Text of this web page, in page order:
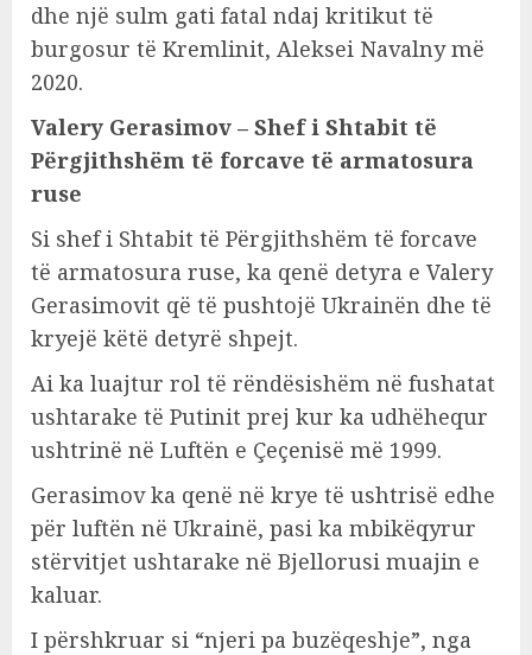
dhe një sulm gati fatal ndaj kritikut të
burgosur të Kremlinit, Aleksei Navalny më
2020.
Valery Gerasimov – Shef i Shtabit të
Përgjithshëm të forcave të armatosura
ruse
Si shef i Shtabit të Përgjithshëm të forcave
të armatosura ruse, ka qenë detyra e Valery
Gerasimovit që të pushtojë Ukrainën dhe të
kryejë këtë detyrë shpejt.
Ai ka luajtur rol të rëndësishëm në fushatat
ushtarake të Putinit prej kur ka udhëhequr
ushtrinë në Luftën e Çeçenisë më 1999.
Gerasimov ka qenë në krye të ushtrisë edhe
për luftën në Ukrainë, pasi ka mbikëqyrur
stërvitjet ushtarake në Bjellorusi muajin e
kaluar.
I përshkruar si “njeri pa buzëqeshje”, nga